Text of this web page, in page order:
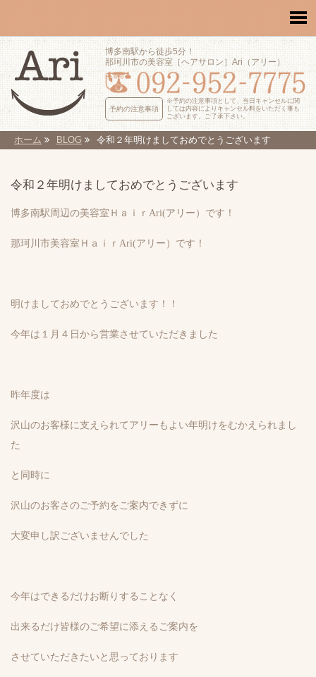
博多南駅から徒歩5分！
那珂川市の美容室［ヘアサロン］Ari（アリー）
予約の注意事項
※予約の注意事項として、当日キャンセルに関
しては内容によりキャンセル料をいただく事も
ございます。ご了承下さい。
ホーム BLOG 令和２年明けましておめでとうございます
令和２年明けましておめでとうございます
博多南駅周辺の美容室ＨａｉｒAri(アリー）です！
那珂川市美容室ＨａｉｒAri(アリー）です！
明けましておめでとうございます！！
今年は１月４日から営業させていただきました
昨年度は
沢山のお客様に支えられてアリーもよい年明けをむかえられまし
た
と同時に
沢山のお客さのご予約をご案内できずに
大変申し訳ございませんでした
今年はできるだけお断りすることなく
出来るだけ皆様のご希望に添えるご案内を
させていただきたいと思っております